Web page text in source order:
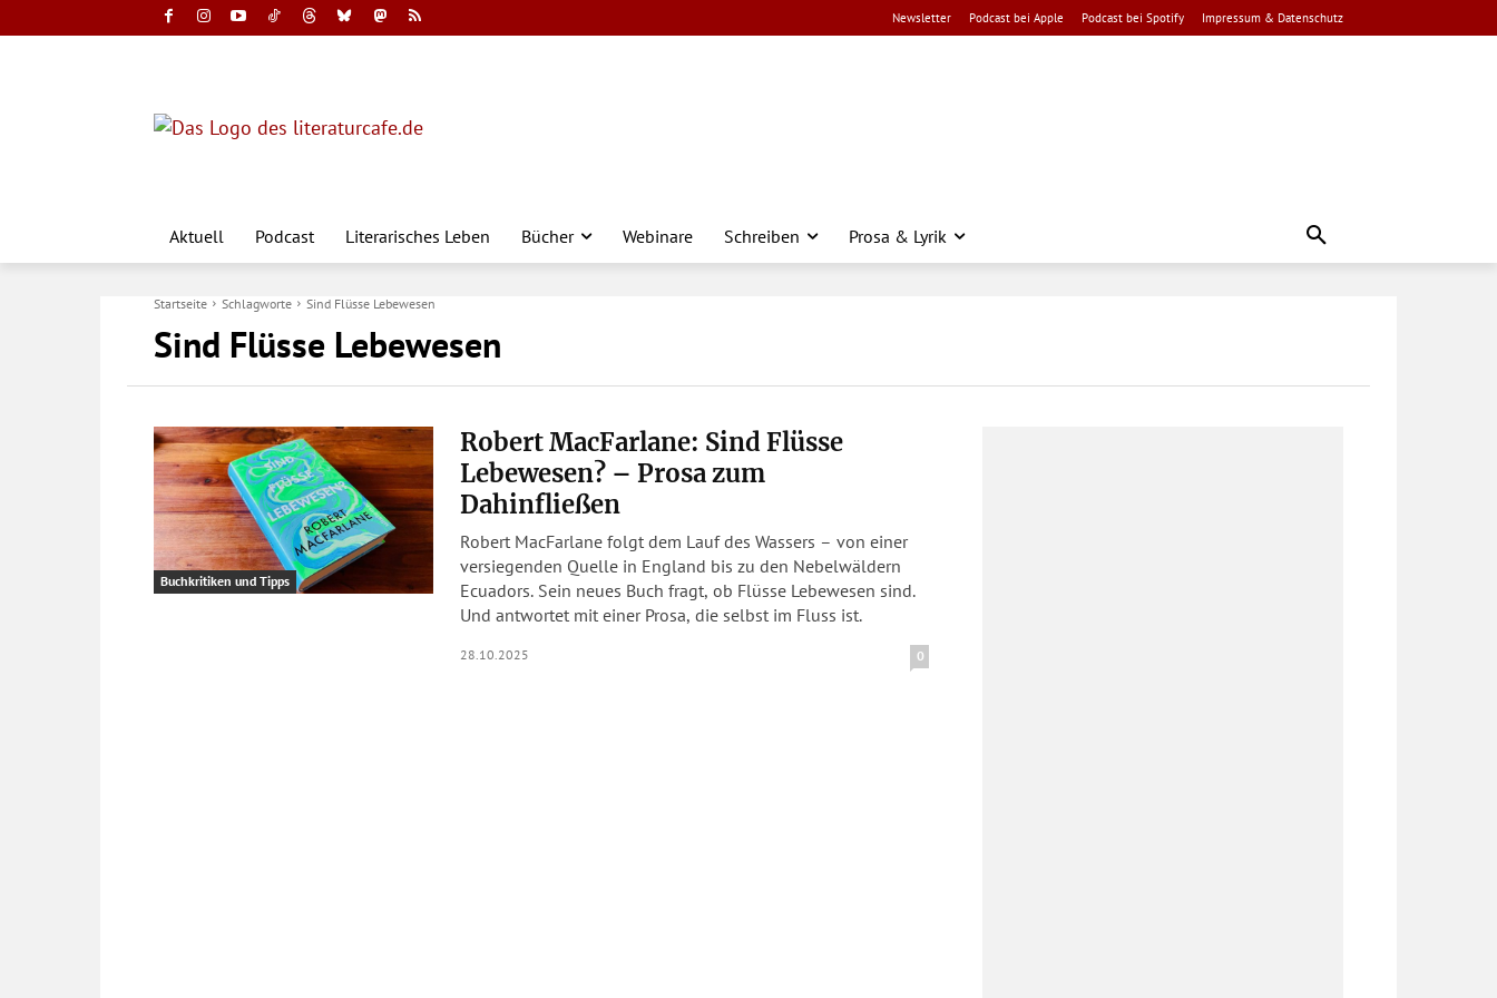
Newsletter Podcast bei Apple Podcast bei Spotify Impressum & Datenschutz
Aktuell Podcast Literarisches Leben Bücher Webinare Schreiben Prosa & Lyrik
Startseite Schlagworte Sind Flüsse Lebewesen
Sind Flüsse Lebewesen
Buchkritiken und Tipps
Robert MacFarlane: Sind Flüsse
Lebewesen? – Prosa zum
Dahinfließen
Robert MacFarlane folgt dem Lauf des Wassers – von einer
versiegenden Quelle in England bis zu den Nebelwäldern
Ecuadors. Sein neues Buch fragt, ob Flüsse Lebewesen sind.
Und antwortet mit einer Prosa, die selbst im Fluss ist.
28.10.2025 0